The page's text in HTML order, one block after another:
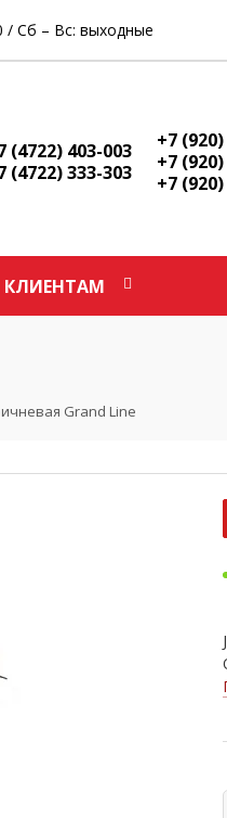
/ Сб – Вс: выходные
(4722) 403-003
(4722) 333-303
+7
+7
+7
КЛИЕНТАМ
Grand Line